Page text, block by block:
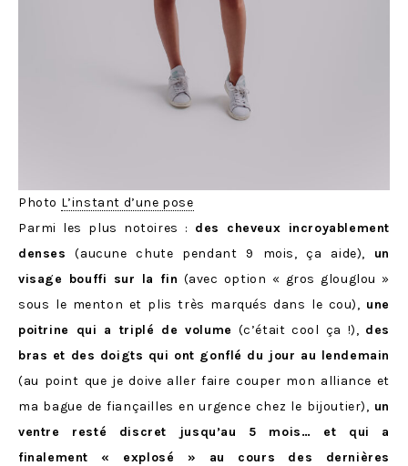
Photo L’instant d’une pose
Parmi les plus notoires : des cheveux incroyablement
denses (aucune chute pendant 9 mois, ça aide), un
visage bouffi sur la fin (avec option « gros glouglou »
sous le menton et plis très marqués dans le cou), une
poitrine qui a triplé de volume (c’était cool ça !), des
bras et des doigts qui ont gonflé du jour au lendemain
(au point que je doive aller faire couper mon alliance et
ma bague de fiançailles en urgence chez le bijoutier), un
ventre resté discret jusqu’au 5 mois… et qui a
finalement « explosé » au cours des dernières